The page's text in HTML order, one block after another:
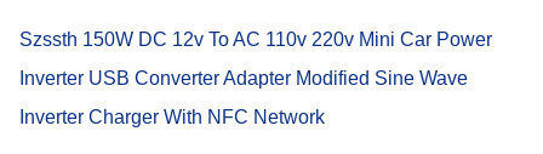
Szssth 150W DC 12v To AC 110v 220v Mini Car Power
Inverter USB Converter Adapter Modified Sine Wave
Inverter Charger With NFC Network